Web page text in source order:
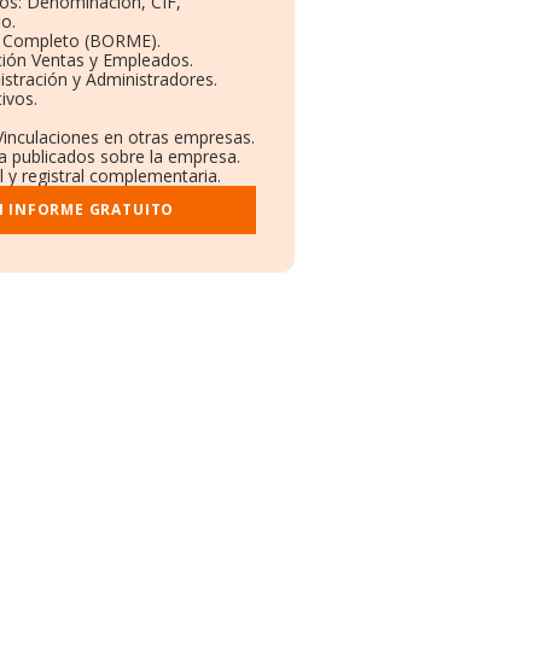
(BORME).
Ventas y Empleados.
y Administradores.
en otras empresas.
publicados sobre la empresa.
registral complementaria.
INFORME GRATUITO